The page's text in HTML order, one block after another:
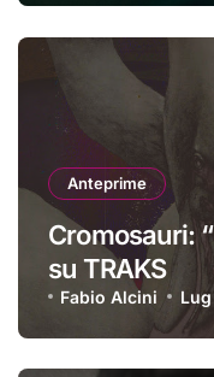
Anteprime
Cromosauri:
su TRAKS
Fabio Alcini